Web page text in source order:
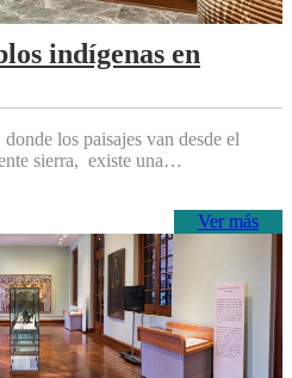
indígenas en
los paisajes van desde el
sierra, existe una…
Ver más